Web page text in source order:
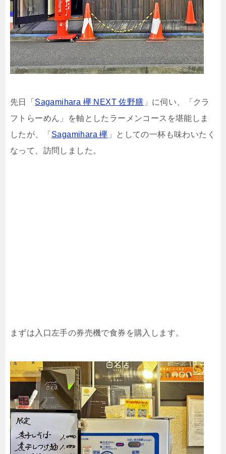
先日「 Sagamihara 欅 NEXT 佐野膳 」に伺い、「クラ
フトらーめん」を軸としたラーメンコースを堪能しま
したが、「 Sagamihara 欅 」としての一杯も味わいたく
なって、訪問しました。
まずは入口左手の券売機で食券を購入します。